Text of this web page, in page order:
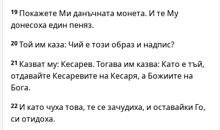
19 Покажете Ми данъчната монета. И те Му
донесоха един пеняз.
20Той им каза: Чий е този образ и надпис?
21 Казват му: Кесарев. Тогава им казва: Като е тъй,
отдавайте Кесаревите на Кесаря, а Божиите на
Бога.
22 И като чуха това, те се зачудиха, и оставайки Го,
си отидоха.